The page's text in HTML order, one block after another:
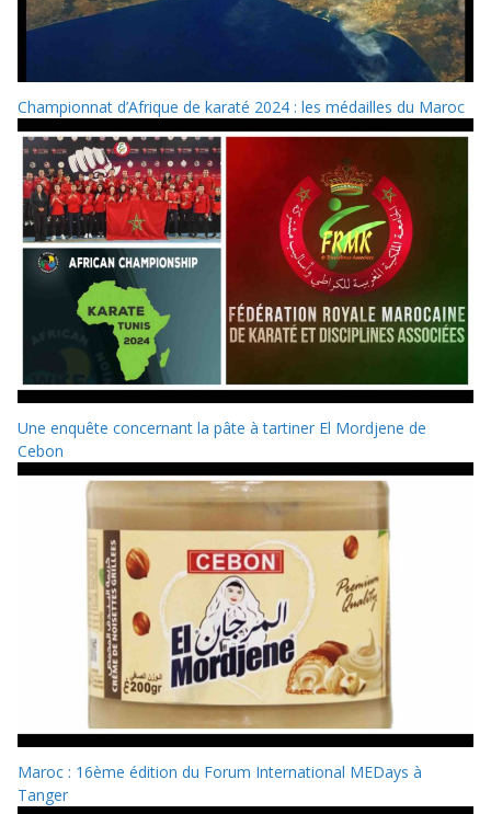
Championnat d’Afrique de karaté 2024 : les médailles du Maroc
Une enquête concernant la pâte à tartiner El Mordjene de
Cebon
Maroc : 16ème édition du Forum International MEDays à
Tanger